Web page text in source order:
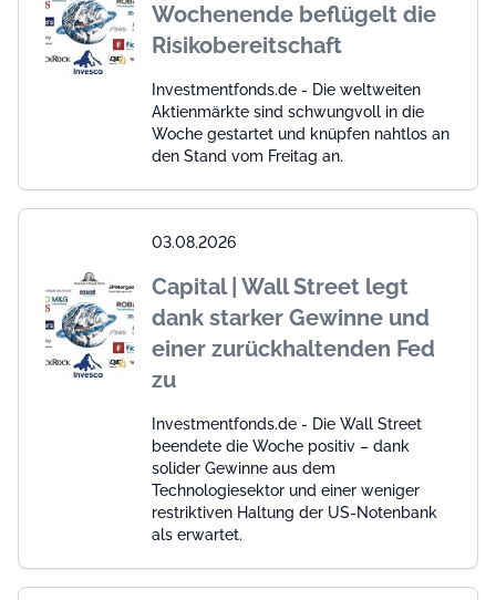
Wochenende beflügelt die
Risikobereitschaft
Investmentfonds.de - Die weltweiten
Aktienmärkte sind schwungvoll in die
Woche gestartet und knüpfen nahtlos an
den Stand vom Freitag an.
03.08.2026
Capital | Wall Street legt
dank starker Gewinne und
einer zurückhaltenden Fed
zu
Investmentfonds.de - Die Wall Street
beendete die Woche positiv – dank
solider Gewinne aus dem
Technologiesektor und einer weniger
restriktiven Haltung der US-Notenbank
als erwartet.